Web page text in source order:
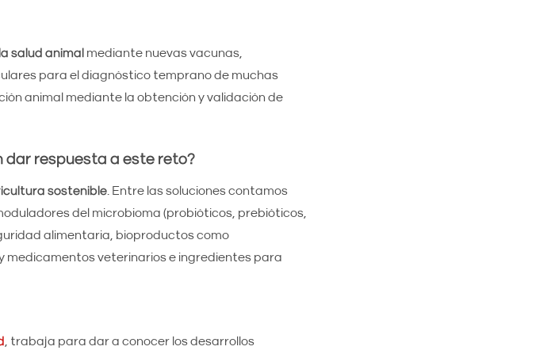
salud animal mediante nuevas vacunas,
para el diagnóstico temprano de muchas
animal mediante la obtención y validación de
dar respuesta a este reto?
sostenible. Entre las soluciones contamos
del microbioma (probióticos, prebióticos,
alimentaria, bioproductos como
medicamentos veterinarios e ingredientes para
, trabaja para dar a conocer los desarrollos